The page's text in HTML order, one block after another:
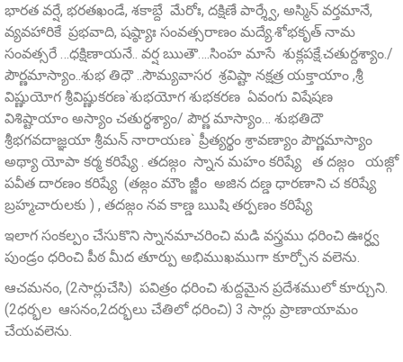
భారత వర్షే, భరతఖండే, శకాబ్దే మేరోః, దక్షిణే పార్శ్వే, అస్మిన్ వర్తమానే,
వ్యవహారికే ప్రభవాది, షష్ఠ్యాః సంవత్సరాణం మద్యే.శోభకృత్ నామ
సంవత్సరే …ధక్షిణాయనే.. వర్ష ఋతౌ….సింహ మాసే శుక్లపక్షే.చతుర్దశ్యాం./
పౌర్ణమాస్యాం..శుభ తిధౌ ..సౌమ్యవాసర శ్రవిష్టా నక్షత్ర యక్తాయాం ,శ్రీ
విష్ణుయోగ శ్రీవిష్ణుకరణ`శుభయోగ శుభకరణ ఏవంగు విషేషణ
విశిష్టాయాం అస్యాం చతుర్థశ్యాం/ పౌర్ణ మాస్యాం… శుభతిదౌ
శ్రీభగవదాజ్ఞయా శ్రీమన్‌ నారాయణ` ప్రీత్యర్థం శ్రావణ్యాం పౌర్ణమాస్యాం
అథ్యా యోపా కర్మ కరిష్యే . తదజ్గం స్నాన మహం కరిష్యే త దజ్గం యజ్గో
పవీత దారణం కరిష్యే (తజ్గం మౌం జ్జీం అజిన దణ్డ ధారణాని చ కరిష్యే
బ్రహ్మచారులకు ) , తదజ్గం నవ కాణ్డ ఋషి తర్పణం కరిష్యే
ఇలాగ సంకల్పం చేసుకొని స్నానమాచరించి మడి వస్త్రము ధరించి ఊర్ధ్వ
పుండ్రం ధరించి పీఠ మీద తూర్పు అభిముఖముగా కూర్చోన వలెను.
ఆచమనం, (2సార్లుచేసి) పవిత్రం ధరించి శుద్దమైన ప్రదేశములో కూర్చుని.
(2ధర్భల ఆసనం,2దర్భలు చేతిలో ధరించి) 3 సార్లు ప్రాణాయామం
చేయవలెను.